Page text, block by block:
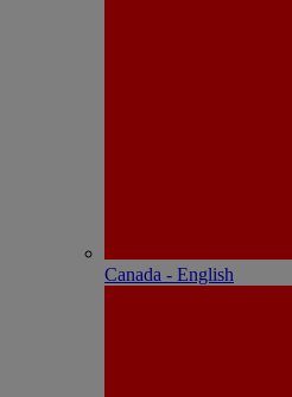
Canada - English